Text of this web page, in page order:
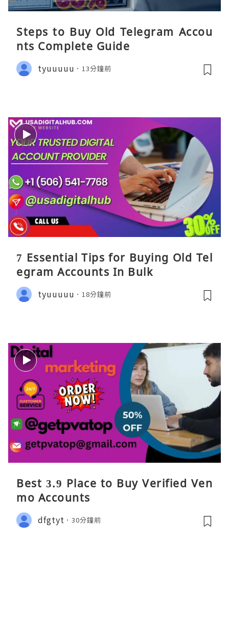
Steps to Buy Old Telegram Accou
nts Complete Guide
tyuuuuu 13分鐘前
7 Essential Tips for Buying Old Tel
egram Accounts In Bulk
tyuuuuu 18分鐘前
Best 3.9 Place to Buy Verified Ven
mo Accounts
dfgtyt 30分鐘前